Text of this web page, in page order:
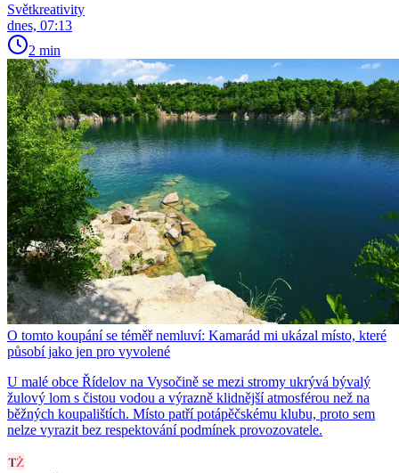
Světkreativity
dnes, 07:13
2 min
O tomto koupání se téměř nemluví: Kamarád mi ukázal místo, které
působí jako jen pro vyvolené
U malé obce Řídelov na Vysočině se mezi stromy ukrývá bývalý
žulový lom s čistou vodou a výrazně klidnější atmosférou než na
běžných koupalištích. Místo patří potápěčskému klubu, proto sem
nelze vyrazit bez respektování podmínek provozovatele.